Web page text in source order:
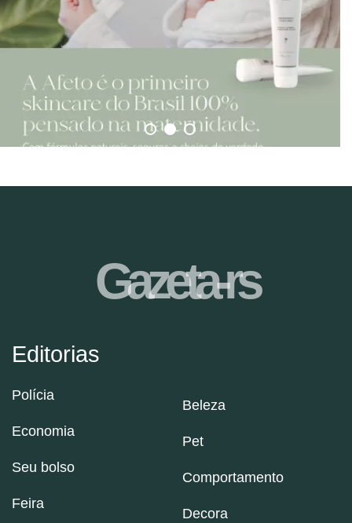
Editorias
Polícia
Economia
Seu bolso
Feira
Beleza
Pet
Comportamento
Decora
Gazeta-rs